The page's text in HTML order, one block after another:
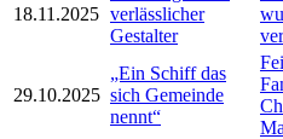
18.11.2025 verlässlicher
Gestalter
29.10.2025
„Ein Schiff das
sich Gemeinde
nennt“